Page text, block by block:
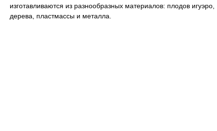
изготавливаются из разнообразных материалов: плодов игуэро,
дерева, пластмассы и металла.